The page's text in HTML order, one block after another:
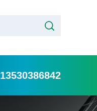
13530386842